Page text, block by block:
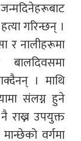
गरिन्छन् ।
र नालीहरूमा
। माथि
संलग्न हुने
राख्न उपयुक्त
वर्गमा